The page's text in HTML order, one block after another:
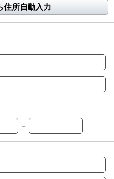
住所自動入力
－